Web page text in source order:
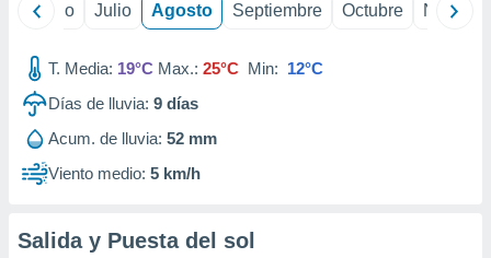
Junio Julio Agosto Septiembre Octubre
T. Media: 19°C Max.: 25°C Min: 12°C
Días de lluvia: 9 días
Acum. de lluvia: 52 mm
Viento medio: 5 km/h
Salida y Puesta del sol